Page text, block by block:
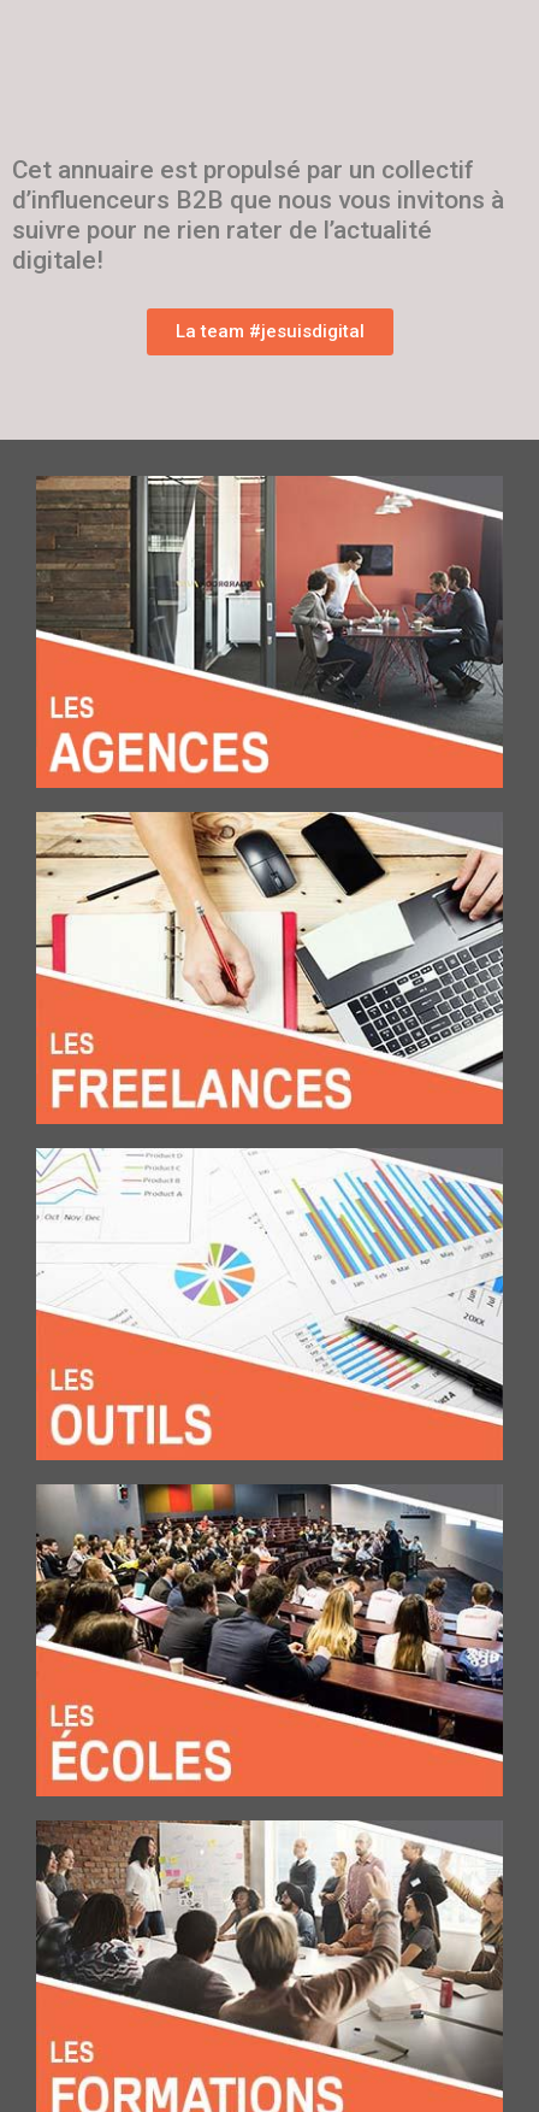
Cet annuaire est propulsé par un collectif
d’influenceurs B2B que nous vous invitons à
suivre pour ne rien rater de l’actualité
digitale!
La team #jesuisdigital